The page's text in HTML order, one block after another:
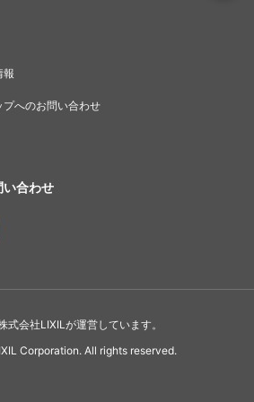
報
へのお問い合わせ
い合わせ
式会社LIXILが運営しています。
Corporation. All rights reserved.